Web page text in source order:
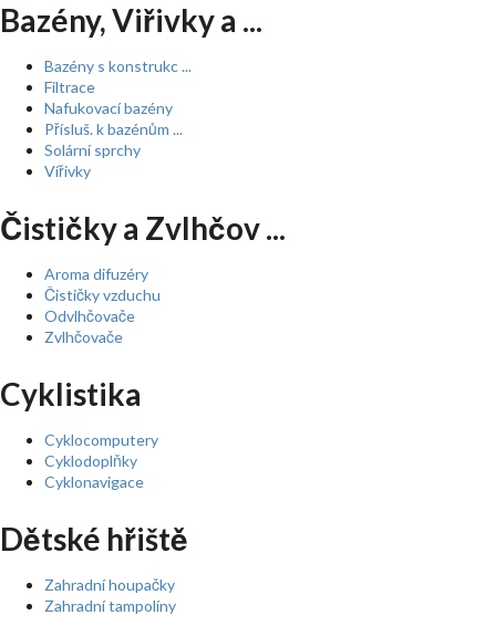
Bazény, Viřivky a ...
Bazény s konstrukc ...
Filtrace
Nafukovací bazény
Přísluš. k bazénům ...
Solární sprchy
Vířivky
Čističky a Zvlhčov ...
Aroma difuzéry
Čističky vzduchu
Odvlhčovače
Zvlhčovače
Cyklistika
Cyklocomputery
Cyklodoplňky
Cyklonavigace
Dětské hřiště
Zahradní houpačky
Zahradní tampolíny